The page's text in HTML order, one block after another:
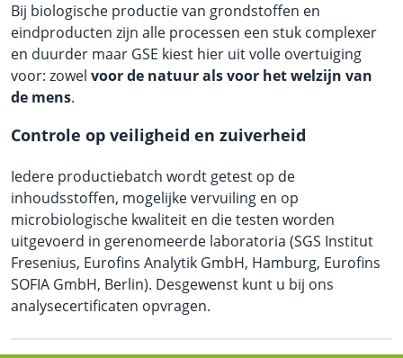
Bij biologische productie van grondstoffen en
eindproducten zijn alle processen een stuk complexer
en duurder maar GSE kiest hier uit volle overtuiging
voor: zowel voor de natuur als voor het welzijn van
de mens.
Controle op veiligheid en zuiverheid
Iedere productiebatch wordt getest op de
inhoudsstoffen, mogelijke vervuiling en op
microbiologische kwaliteit en die testen worden
uitgevoerd in gerenomeerde laboratoria (SGS Institut
Fresenius, Eurofins Analytik GmbH, Hamburg, Eurofins
SOFIA GmbH, Berlin). Desgewenst kunt u bij ons
analysecertificaten opvragen.